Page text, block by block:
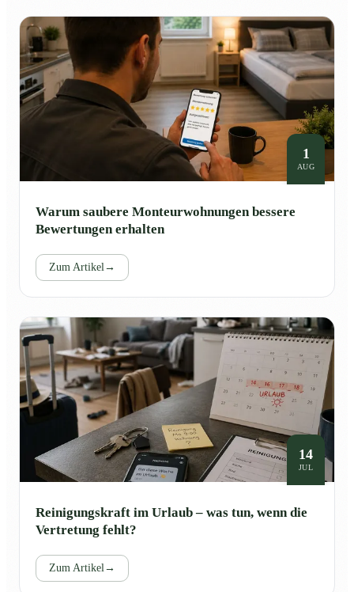
1
AUG
Warum saubere Monteurwohnungen bessere
Bewertungen erhalten
Zum Artikel →
14
JUL
Reinigungskraft im Urlaub – was tun, wenn die
Vertretung fehlt?
Zum Artikel →